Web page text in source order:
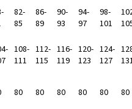
82-
85
86-
89
90-
93
94-
97
98-
101
108-
111
112-
115
116-
119
120-
123
124-
127
80 80 80 80 80 80